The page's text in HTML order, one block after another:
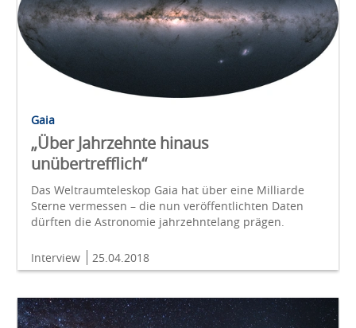
Gaia
„Über Jahrzehnte hinaus
unübertrefflich“
Das Weltraumteleskop Gaia hat über eine Milliarde
Sterne vermessen – die nun veröffentlichten Daten
dürften die Astronomie jahrzehntelang prägen.
Interview 25.04.2018